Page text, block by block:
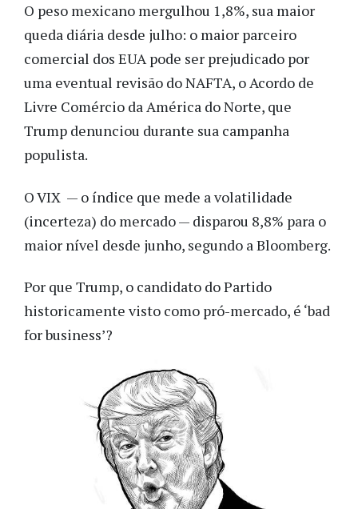
O peso mexicano mergulhou 1,8%, sua maior
queda diária desde julho: o maior parceiro
comercial dos EUA pode ser prejudicado por
uma eventual revisão do NAFTA, o Acordo de
Livre Comércio da América do Norte, que
Trump denunciou durante sua campanha
populista.
O VIX — o índice que mede a volatilidade
(incerteza) do mercado — disparou 8,8% para o
maior nível desde junho, segundo a Bloomberg.
Por que Trump, o candidato do Partido
historicamente visto como pró-mercado, é ‘bad
for business’?